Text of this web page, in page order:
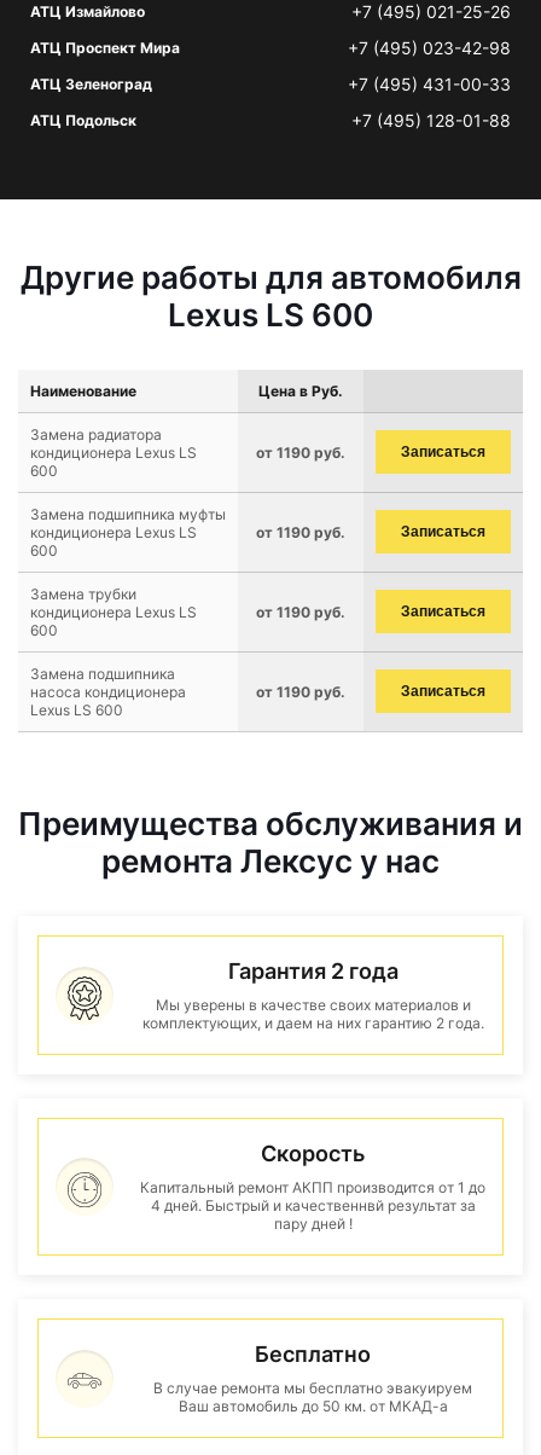
АТЦ Измайлово +7 (495) 021-25-26
АТЦ Проспект Мира +7 (495) 023-42-98
АТЦ Зеленоград +7 (495) 431-00-33
АТЦ Подольск +7 (495) 128-01-88
Другие работы для автомобиля
Lexus LS 600
Наименование Цена в Руб.
Замена радиатора
кондиционера Lexus LS
600
от 1190 руб. Записаться
Замена подшипника муфты
кондиционера Lexus LS
600
от 1190 руб. Записаться
Замена трубки
кондиционера Lexus LS
600
от 1190 руб. Записаться
Замена подшипника
насоса кондиционера
Lexus LS 600
от 1190 руб. Записаться
Преимущества обслуживания и
ремонта Лексус у нас
Гарантия 2 года
Мы уверены в качестве своих материалов и
комплектующих, и даем на них гарантию 2 года.
Скорость
Капитальный ремонт АКПП производится от 1 до
4 дней. Быстрый и качественнвй результат за
пару дней !
Бесплатно
В случае ремонта мы бесплатно эвакуируем
Ваш автомобиль до 50 км. от МКАД-а